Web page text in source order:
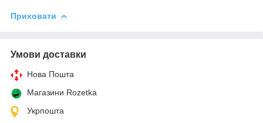
Приховати
Умови доставки
Нова Пошта
Магазини Rozetka
Укрпошта